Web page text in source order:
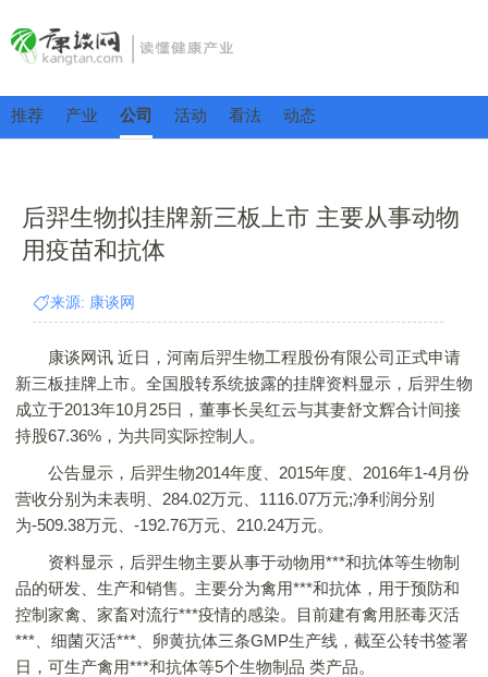
推荐 产业 公司 活动 看法 动态
后羿生物拟挂牌新三板上市 主要从事动物
用疫苗和抗体
来源: 康谈网
康谈网讯 近日，河南后羿生物工程股份有限公司正式申请
新三板挂牌上市。全国股转系统披露的挂牌资料显示，后羿生物
成立于2013年10月25日，董事长吴红云与其妻舒文辉合计间接
持股67.36%，为共同实际控制人。
公告显示，后羿生物2014年度、2015年度、2016年1-4月份
营收分别为未表明、284.02万元、1116.07万元;净利润分别
为-509.38万元、-192.76万元、210.24万元。
资料显示，后羿生物主要从事于动物用***和抗体等生物制
品的研发、生产和销售。主要分为禽用***和抗体，用于预防和
控制家禽、家畜对流行***疫情的感染。目前建有禽用胚毒灭活
***、细菌灭活***、卵黄抗体三条GMP生产线，截至公转书签署
日，可生产禽用***和抗体等5个生物制品 类产品。